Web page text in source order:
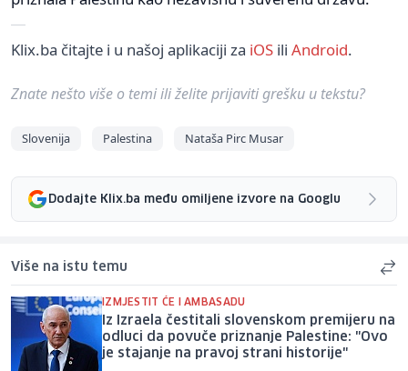
Klix.ba čitajte i u našoj aplikaciji za iOS ili Android.
Znate nešto više o temi ili želite prijaviti grešku u tekstu?
Slovenija Palestina Nataša Pirc Musar
Dodajte Klix.ba među omiljene izvore na Googlu
Više na istu temu
IZMJESTIT ĆE I AMBASADU
Iz Izraela čestitali slovenskom premijeru na
odluci da povuče priznanje Palestine: "Ovo
je stajanje na pravoj strani historije"